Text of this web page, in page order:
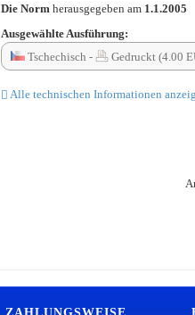
Die Norm herausgegeben am 1.1.2005
Ausgewählte Ausführung:
Tschechisch -
Gedruckt (4.00
Alle technischen Informationen